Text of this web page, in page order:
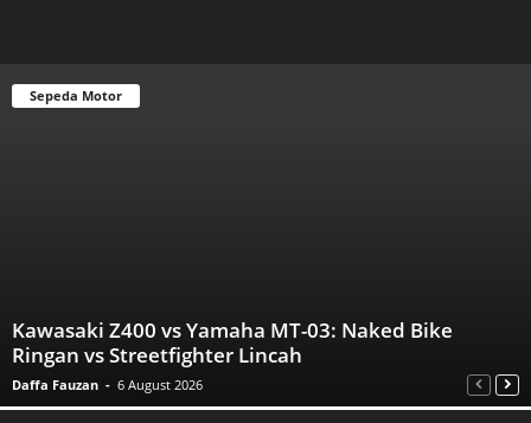
Sepeda Motor
Kawasaki Z400 vs Yamaha MT-03: Naked Bike
Ringan vs Streetfighter Lincah
Daffa Fauzan - 6 August 2026